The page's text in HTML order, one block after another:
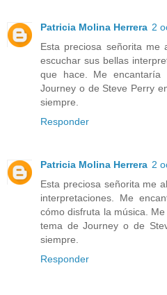
Patricia Molina Herrera 2
Esta preciosa señorita me
escuchar sus bellas
que hace. Me encantaría
Journey o de Steve Perry
siempre.
Responder
Patricia Molina Herrera 2
Esta preciosa señorita me
interpretaciones. Me
cómo disfruta la música.
tema de Journey o de
siempre.
Responder